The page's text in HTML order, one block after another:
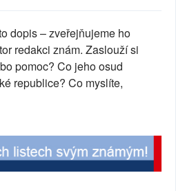
dopis – zveřejňujeme ho
redakci znám. Zaslouží si
pomoc? Co jeho osud
republice? Co myslíte,